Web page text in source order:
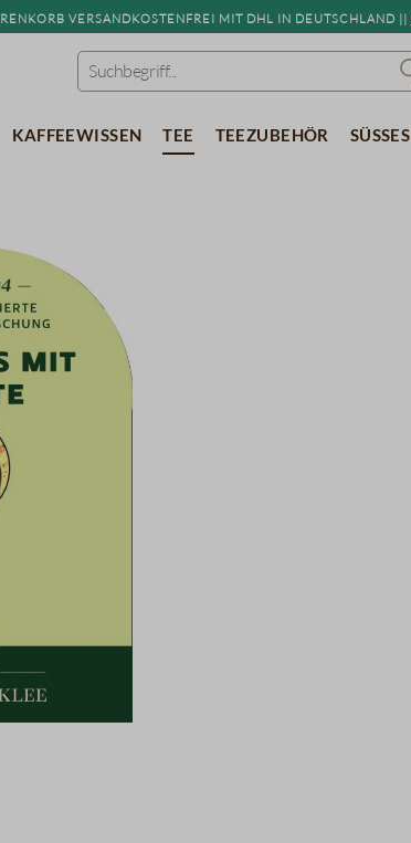
versandkostenfrei mit DHL in Deutschland ||
Kaffeewissen Tee Teezubehör Süßes